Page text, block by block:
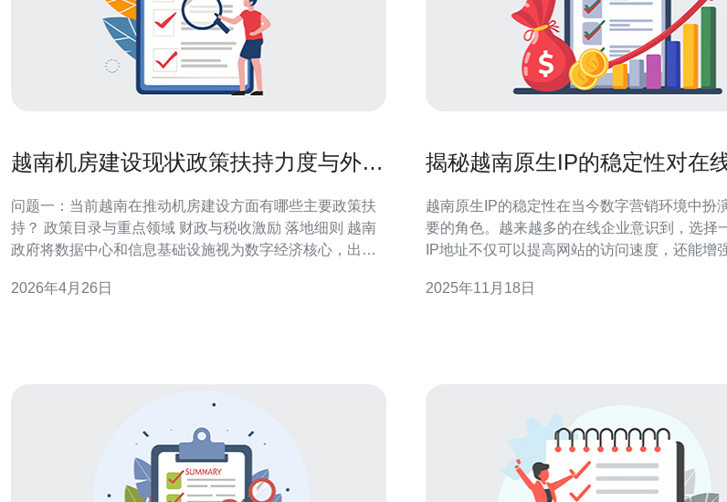
越南机房建设现状政策扶持力度与外资
问题一：当前越南在推动机房建设方面有哪些主要政策扶
持？ 政策目录与重点领域 财政与税收激励 落地细则 越南
政府将数据中心和信息基础设施视为数字经济核心，出台
税收减免、土地租赁优惠以及对电力接入的优先安排。中
2026年4月26日
揭秘越南原生IP的稳定性对在
越南原生IP的稳定性在当今数字营销环境中扮
要的角色。越来越多的在线企业意识到，选择
IP地址不仅可以提高网站的访问速度，还能增
定性如何影响在线业务，并提供实用的建议以
2025年11月18日